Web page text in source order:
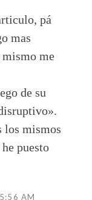
pá
mas
me
de su
los mismos
puesto
AM